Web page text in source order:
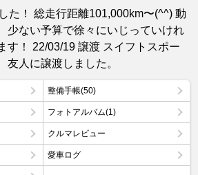
た！ 総走行距離101,000km〜(^^) 動
少ない予算で徐々にいじっていけれ
す！ 22/03/19 譲渡 スイフトスポー
友人に譲渡しました。
整備手帳(50)
フォトアルバム(1)
クルマレビュー
愛車ログ